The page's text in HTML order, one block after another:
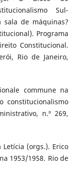
Sul-
sala de máquinas?
Programa
Constitucional.
Rio de Janeiro,
commune na
constitucionalismo
n.º 269,
Letícia (orgs.). Erico
1953/1958. Rio de